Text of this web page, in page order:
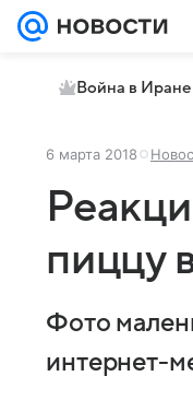
Война в Иране
6 марта 2018
пиццу
Фото
интернет-